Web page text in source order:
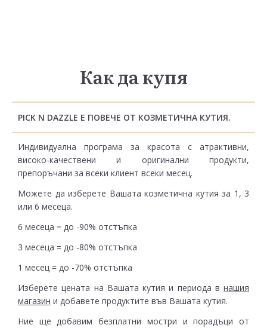
Как да купя
PICK N DAZZLE Е ПОВЕЧЕ ОТ КОЗМЕТИЧНА КУТИЯ.
Индивидуална програма за красота с атрактивни,
високо-качествени и оригинални продукти,
препоръчани за всеки клиент всеки месец.
Можете да изберете Вашата козметична кутия за 1, 3
или 6 месеца.
6 месеца = до -90% отстъпка
3 месеца = до -80% отстъпка
1 месец = до -70% отстъпка
Изберете цената на Вашата кутия и периода в нашия
магазин и добавете продуктите във Вашата кутия.
Ние ще добавим безплатни мостри и порадъци от